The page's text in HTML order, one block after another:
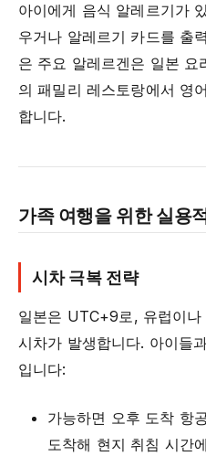
아이에게 음식 알레르기가
우거나 알레르기 카드를 출
은 주요 알레르겐은 일본 요
의 패밀리 레스토랑에서 영
합니다.
가족 여행을 위한 실용
시차 극복 전략
일본은 UTC+9로, 유럽이
시차가 발생합니다. 아이들
입니다:
가능하면 오후 도착
도착해 현지 취침 시간